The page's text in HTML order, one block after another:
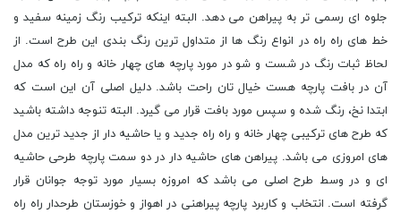
جلوه ای رسمی تر به پیراهن می دهد. البته اینکه ترکیب رنگ زمینه سفید و
خط های راه راه در انواع رنگ ها از متداول ترین رنگ بندی این طرح است. از
لحاظ ثبات رنگ در شست و شو در مورد پارچه های چهار خانه و راه راه که مدل
آن در بافت پارچه هست خیال تان راحت باشد. دلیل اصلی آن این است که
ابتدا نخ، رنگ شده و سپس مورد بافت قرار می گیرد. البته تنوجه داشته باشید
که طرح های ترکیبی چهار خانه و راه راه جدید و یا حاشیه دار از جدید ترین مدل
های امروزی می باشد. پیراهن های حاشیه دار در دو سمت پارچه طرحی حاشیه
ای و در وسط طرح اصلی می باشد که امروزه بسیار مورد توجه جوانان قرار
گرفته است. انتخاب و کاربرد پارچه پیراهنی در اهواز و خوزستان طرحدار راه راه